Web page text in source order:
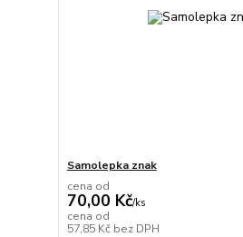
Samolepka znak
cena od
70,00 Kč/ks
cena od
57,85 Kč bez DPH